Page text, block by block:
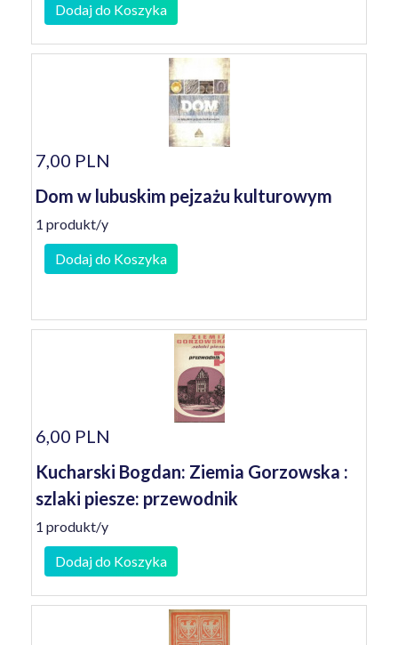
Dodaj do Koszyka
7,00 PLN
Dom w lubuskim pejzażu kulturowym
1 produkt/y
Dodaj do Koszyka
6,00 PLN
Kucharski Bogdan: Ziemia Gorzowska :
szlaki piesze: przewodnik
1 produkt/y
Dodaj do Koszyka